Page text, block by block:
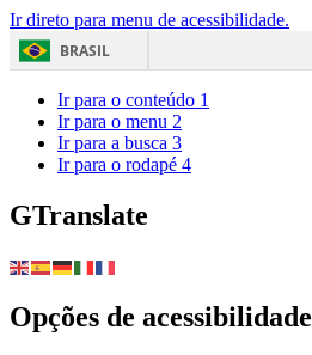
Ir direto para menu de acessibilidade.
BRASIL
Ir para o conteúdo 1
Ir para o menu 2
Ir para a busca 3
Ir para o rodapé 4
GTranslate
Opções de acessibilidade